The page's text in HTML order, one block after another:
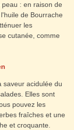
: en raison de
de Bourrache
les
cutanée, comme
saveur acidulée du
Elles sont
pouvez les
fraîches et une
et croquante.